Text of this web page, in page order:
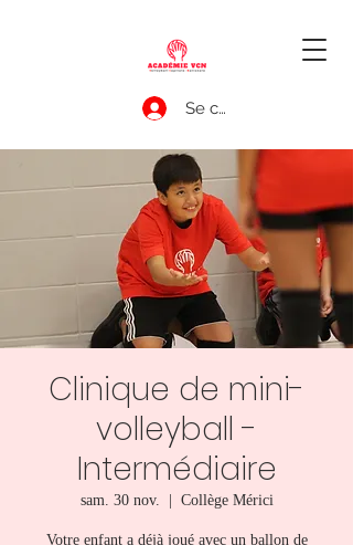
Se connecter
Clinique de mini-
volleyball -
Intermédiaire
sam. 30 nov. Collège Mérici
Votre enfant a déjà joué avec un ballon de